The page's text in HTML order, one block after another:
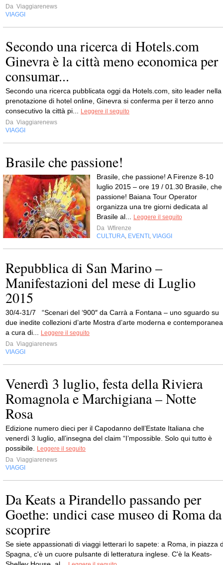
Da Viaggiarenews
VIAGGI
Secondo una ricerca di Hotels.com
Ginevra è la città meno economica per
consumar...
Secondo una ricerca pubblicata oggi da Hotels.com, sito leader nella
prenotazione di hotel online, Ginevra si conferma per il terzo anno
consecutivo la città pi... Leggere il seguito
Da Viaggiarenews
VIAGGI
Brasile che passione!
Brasile, che passione! A Firenze 8-10
luglio 2015 – ore 19 / 01.30 Brasile, che
passione! Baiana Tour Operator
organizza una tre giorni dedicata al
Brasile al... Leggere il seguito
Da Wfirenze
CULTURA, EVENTI , VIAGGI
Repubblica di San Marino –
Manifestazioni del mese di Luglio
2015
30/4-31/7 “Scenari del ‘900″ da Carrà a Fontana – uno sguardo su
due inedite collezioni d’arte Mostra d’arte moderna e
a cura di... Leggere il seguito
Da Viaggiarenews
VIAGGI
Venerdì 3 luglio, festa della Riviera
Romagnola e Marchigiana – Notte
Rosa
Edizione numero dieci per il Capodanno dell’Estate Italiana che
venerdì 3 luglio, all’insegna del claim “I’mpossible. Solo qui tutto è
possibile. Leggere il seguito
Da Viaggiarenews
VIAGGI
Da Keats a Pirandello passando per
Goethe: undici case museo di Roma da
scoprire
Se siete appassionati di viaggi letterari lo sapete: a Roma, in piazza
Spagna, c'è un cuore pulsante di letteratura inglese. C'è la Keats-